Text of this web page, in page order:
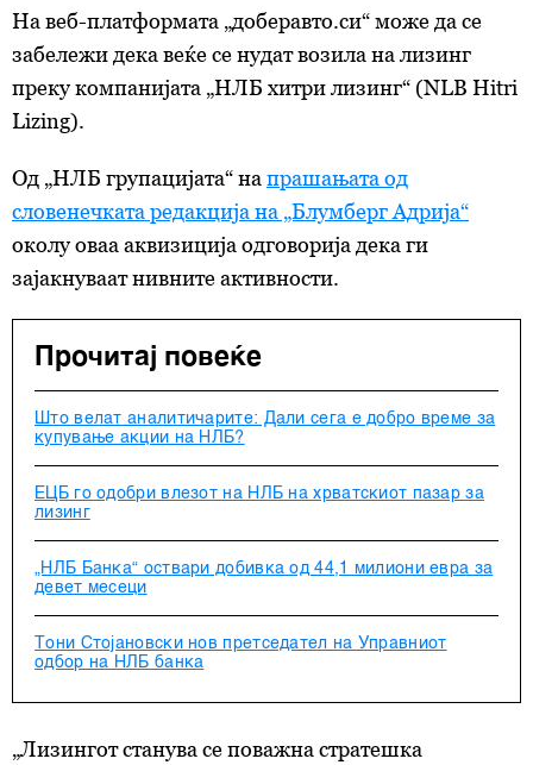
На веб-платформата „доберавто.си“ може да се
забележи дека веќе се нудат возила на лизинг
преку компанијата „НЛБ хитри лизинг“ (NLB Hitri
Lizing).
Од „НЛБ групацијата“ на прашањата од
словенечката редакција на „Блумберг Адрија“
околу оваа аквизиција одговорија дека ги
зајакнуваат нивните активности.
Прочитај повеќе
Што велат аналитичарите: Дали сега е добро време за
купување акции на НЛБ?
ЕЦБ го одобри влезот на НЛБ на хрватскиот пазар за
лизинг
„НЛБ Банка“ оствари добивка од 44,1 милиони евра за
девет месеци
Тони Стојановски нов претседател на Управниот
одбор на НЛБ банка
„Лизингот станува се поважна стратешка